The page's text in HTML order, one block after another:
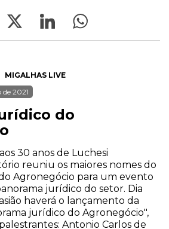
MIGALHAS LIVE
2021
do
30 anos de Luchesi
reuniu os maiores nomes do
Agronegócio para um evento
jurídico do setor. Dia
haverá o lançamento da
jurídico do Agronegócio",
Antonio Carlos de